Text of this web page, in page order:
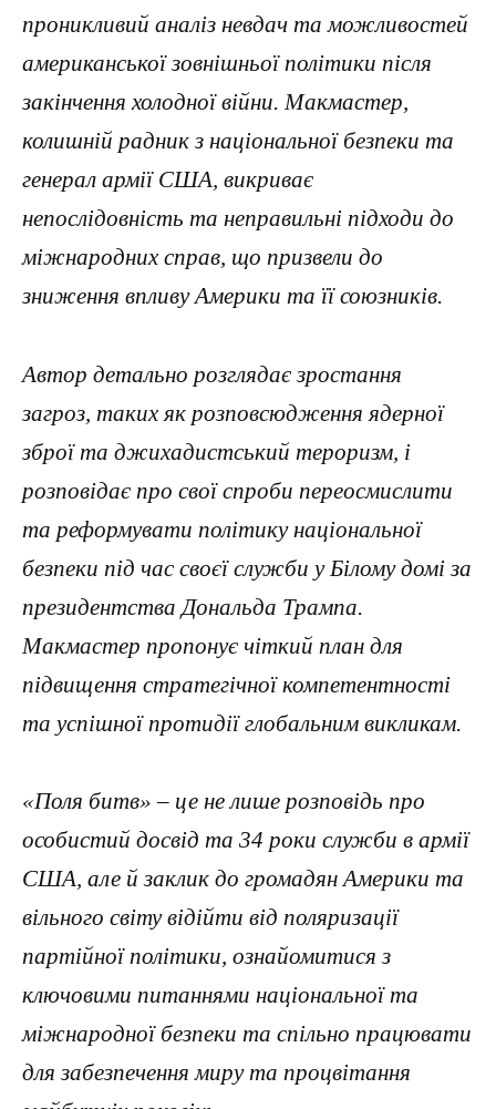
проникливий аналіз невдач та можливостей
американської зовнішньої політики після
закінчення холодної війни. Макмастер,
колишній радник з національної безпеки та
генерал армії США, викриває
непослідовність та неправильні підходи до
міжнародних справ, що призвели до
зниження впливу Америки та її союзників.
Автор детально розглядає зростання
загроз, таких як розповсюдження ядерної
зброї та джихадистський тероризм, і
розповідає про свої спроби переосмислити
та реформувати політику національної
безпеки під час своєї служби у Білому домі за
президентства Дональда Трампа.
Макмастер пропонує чіткий план для
підвищення стратегічної компетентності
та успішної протидії глобальним викликам.
«Поля битв» – це не лише розповідь про
особистий досвід та 34 роки служби в армії
США, але й заклик до громадян Америки та
вільного світу відійти від поляризації
партійної політики, ознайомитися з
ключовими питаннями національної та
міжнародної безпеки та спільно працювати
для забезпечення миру та процвітання